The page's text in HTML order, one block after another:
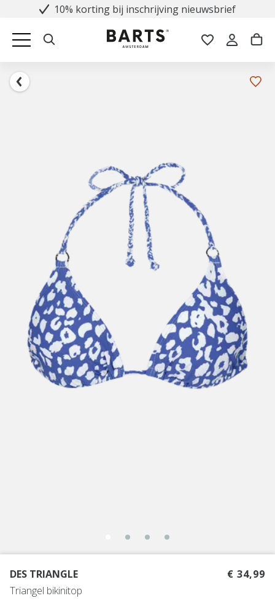
10% korting bij inschrijving nieuwsbrief
DES TRIANGLE
Triangel bikinitop
€ 34,99